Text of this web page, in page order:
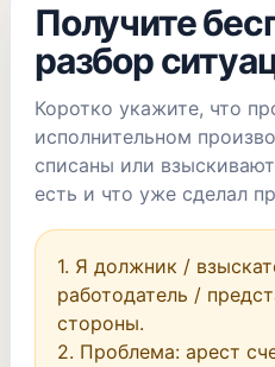
Получите
разбор
Коротко укажите, что
исполнительном
списаны или
есть и что уже сделал
1. Я должник /
работодатель /
стороны.
2. Проблема: арест